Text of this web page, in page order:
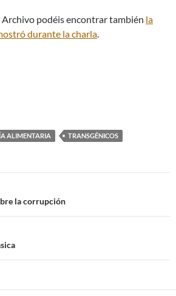
Archivo podéis encontrar también la
durante la charla.
ALIMENTARIA TRANSGÉNICOS
la corrupción